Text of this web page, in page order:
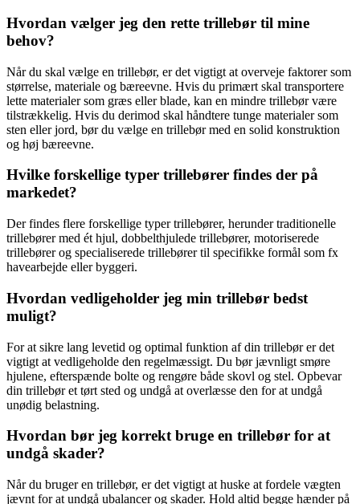
Hvordan vælger jeg den rette trillebør til mine
behov?
Når du skal vælge en trillebør, er det vigtigt at overveje faktorer som
størrelse, materiale og bæreevne. Hvis du primært skal transportere
lette materialer som græs eller blade, kan en mindre trillebør være
tilstrækkelig. Hvis du derimod skal håndtere tunge materialer som
sten eller jord, bør du vælge en trillebør med en solid konstruktion
og høj bæreevne.
Hvilke forskellige typer trillebører findes der på
markedet?
Der findes flere forskellige typer trillebører, herunder traditionelle
trillebører med ét hjul, dobbelthjulede trillebører, motoriserede
trillebører og specialiserede trillebører til specifikke formål som fx
havearbejde eller byggeri.
Hvordan vedligeholder jeg min trillebør bedst
muligt?
For at sikre lang levetid og optimal funktion af din trillebør er det
vigtigt at vedligeholde den regelmæssigt. Du bør jævnligt smøre
hjulene, efterspænde bolte og rengøre både skovl og stel. Opbevar
din trillebør et tørt sted og undgå at overlæsse den for at undgå
unødig belastning.
Hvordan bør jeg korrekt bruge en trillebør for at
undgå skader?
Når du bruger en trillebør, er det vigtigt at huske at fordele vægten
jævnt for at undgå ubalancer og skader. Hold altid begge hænder på